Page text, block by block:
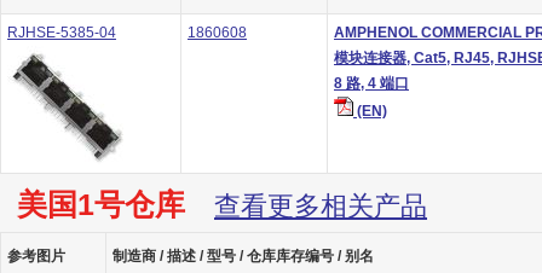
RJHSE-5385-04 1860608
AMPHENOL COMMERCIAL
模块连接器, Cat5, RJ45,
8 路, 4 端口
(EN)
美国1号仓库 查看更多相关产品
参考图片 制造商 / 描述 / 型号 / 仓库库存编号 / 别名